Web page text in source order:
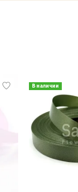
В наличии